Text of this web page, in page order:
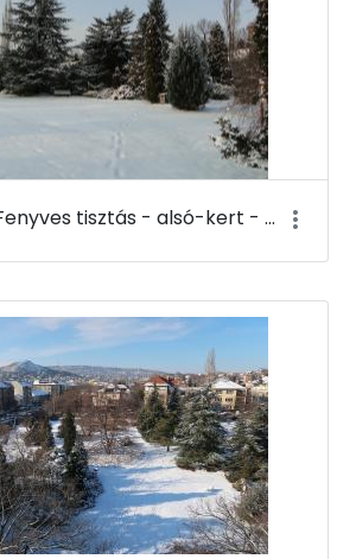
Téli látkép - Fenyves tisztás - alsó-kert - Budai Arborétum